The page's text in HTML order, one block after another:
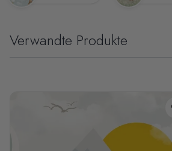
Verwandte Produkte